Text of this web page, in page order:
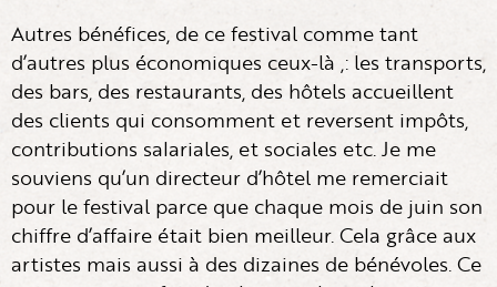
Autres bénéfices, de ce festival comme tant
d’autres plus économiques ceux-là ,: les transports,
des bars, des restaurants, des hôtels accueillent
des clients qui consomment et reversent impôts,
contributions salariales, et sociales etc. Je me
souviens qu’un directeur d’hôtel me remerciait
pour le festival parce que chaque mois de juin son
chiffre d’affaire était bien meilleur. Cela grâce aux
artistes mais aussi à des dizaines de bénévoles. Ce